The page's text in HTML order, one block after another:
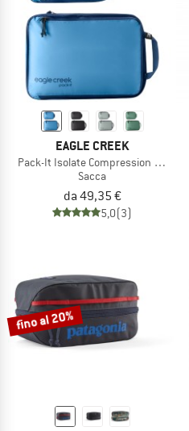
EAGLE CREEK
Pack-It Isolate Compression Cube Set
Sacca
da 49,35 €
5,0(3)
fino al 20%